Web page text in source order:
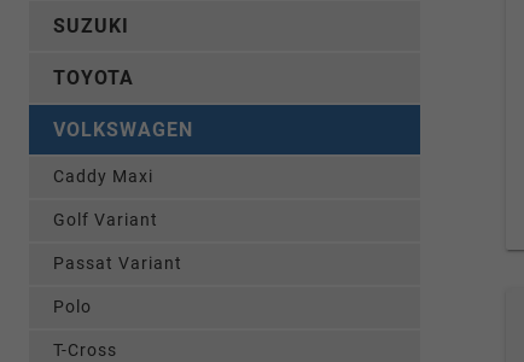
SUZUKI
TOYOTA
VOLKSWAGEN
Caddy Maxi
Golf Variant
Passat Variant
Polo
T-Cross